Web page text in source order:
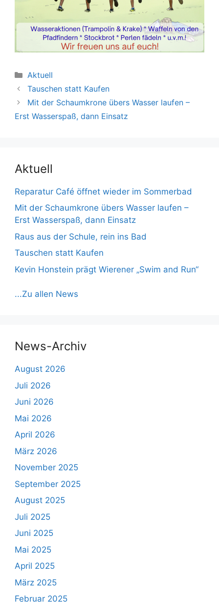
Kategorien
Aktuell
Tauschen statt Kaufen
Mit der Schaumkrone übers Wasser laufen –
Erst Wasserspaß, dann Einsatz
Aktuell
Reparatur Café öffnet wieder im Sommerbad
Mit der Schaumkrone übers Wasser laufen –
Erst Wasserspaß, dann Einsatz
Raus aus der Schule, rein ins Bad
Tauschen statt Kaufen
Kevin Honstein prägt Wierener „Swim and Run“
...Zu allen News
News-Archiv
August 2026
Juli 2026
Juni 2026
Mai 2026
April 2026
März 2026
November 2025
September 2025
August 2025
Juli 2025
Juni 2025
Mai 2025
April 2025
März 2025
Februar 2025